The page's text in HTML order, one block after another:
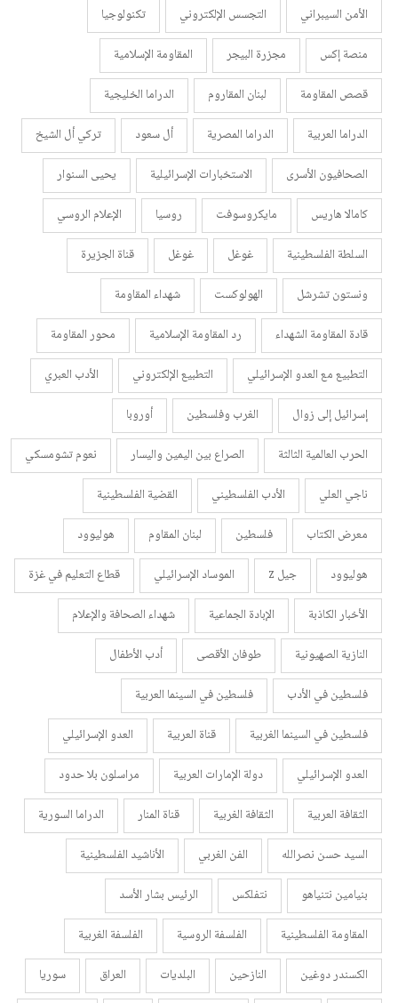
الأمن السيبراني
التجسس الإلكتروني
تكنولوجيا
منصة إكس
مجزرة البيجر
المقاومة الإسلامية
قصص المقاومة
لبنان المقاروم
الدراما الخليجية
الدراما العربية
الدراما المصرية أل سعود
تركي أل الشيخ
الصحافيون الأسرى
الاستخبارات الإسرائيلية
يحيى السنوار
كامالا هاريس
مايكروسوفت روسيا
الإعلام الروسي
السلطة الفلسطينية
غوغل غوغل
قناة الجزيرة
ونستون تشرشل
الهولوكست
شهداء المقاومة
قادة المقاومة الشهداء
رد المقاومة الإسلامية
محور المقاومة
التطبيع مع العدو الإسرائيلي
التطبيع الإلكتروني
الأدب العبري
إسرائيل إلى زوال
الغرب وفلسطين
أوروبا
الحرب العالمية الثالثة
الصراع بين اليمين واليسار
نعوم تشومسكي
ناجي العلي
الأدب الفلسطيني
القضية الفلسطينية
معرض الكتاب
فلسطين لبنان المقاوم
هوليوود
هوليوود
جيل z الموساد الإسرائيلي
قطاع التعليم في غزة
الأخبار الكاذبة
الإبادة الجماعية
شهداء الصحافة والإعلام
النازية الصهيونية
طوفان الأقصى
أدب الأطفال
فلسطين في الأدب
فلسطين في السينما العربية
فلسطين في السينما الغربية
قناة العربية
العدو الإسرائيلي
العدو الإسرائيلي
دولة الإمارات العربية
مراسلون بلا حدود
الثقافة العربية
الثقافة الغربية قناة المنار
الدراما السورية
السيد حسن نصرالله
الفن الغربي
الأناشيد الفلسطينية
بنيامين نتنياهو
نتفلكس
الرئيس بشار الأسد
المقاومة الفلسطينية
الفلسفة الروسية
الفلسفة الغربية
الكسندر دوغين
النازحين البلديات العراق
سوريا